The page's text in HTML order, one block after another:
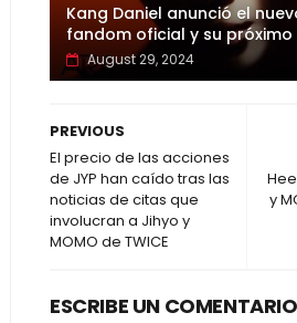
Kang Daniel anunció el
fandom oficial y su próximo
August 29, 2024
y
PREVIOUS
El precio de las acciones
de JYP han caído tras las
noticias de citas que
involucran a Jihyo y
MOMO de TWICE
ESCRIBE UN COMENTARIO